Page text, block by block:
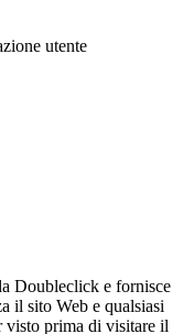
utente
Doubleclick e fornisce
il sito Web e qualsiasi
visto prima di visitare il